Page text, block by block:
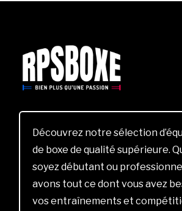
Découvrez notre sélection
de boxe de qualité supérieure.
soyez débutant ou
avons tout ce dont vous avez
vos entraînements et